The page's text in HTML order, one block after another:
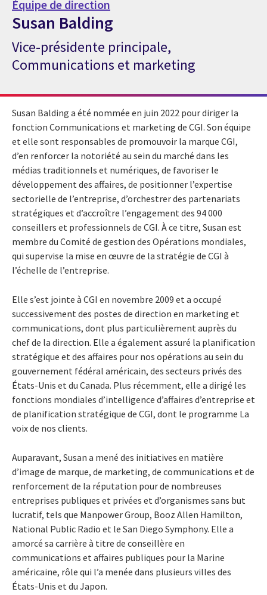
Équipe de direction
Susan Balding
Expert de CGI Susan Balding
Vice-présidente principale,
Communications et marketing
Susan Balding a été nommée en juin 2022 pour diriger la
fonction Communications et marketing de CGI. Son équipe
et elle sont responsables de promouvoir la marque CGI,
d’en renforcer la notoriété au sein du marché dans les
médias traditionnels et numériques, de favoriser le
développement des affaires, de positionner l’expertise
sectorielle de l’entreprise, d’orchestrer des partenariats
stratégiques et d’accroître l’engagement des 94 000
conseillers et professionnels de CGI. À ce titre, Susan est
membre du Comité de gestion des Opérations mondiales,
qui supervise la mise en œuvre de la stratégie de CGI à
l’échelle de l’entreprise.
Elle s’est jointe à CGI en novembre 2009 et a occupé
successivement des postes de direction en marketing et
communications, dont plus particulièrement auprès du
chef de la direction. Elle a également assuré la planification
stratégique et des affaires pour nos opérations au sein du
gouvernement fédéral américain, des secteurs privés des
États-Unis et du Canada. Plus récemment, elle a dirigé les
fonctions mondiales d’intelligence d’affaires d’entreprise et
de planification stratégique de CGI, dont le programme La
voix de nos clients.
Auparavant, Susan a mené des initiatives en matière
d’image de marque, de marketing, de communications et de
renforcement de la réputation pour de nombreuses
entreprises publiques et privées et d’organismes sans but
lucratif, tels que Manpower Group, Booz Allen Hamilton,
National Public Radio et le San Diego Symphony. Elle a
amorcé sa carrière à titre de conseillère en
communications et affaires publiques pour la Marine
américaine, rôle qui l’a menée dans plusieurs villes des
États-Unis et du Japon.